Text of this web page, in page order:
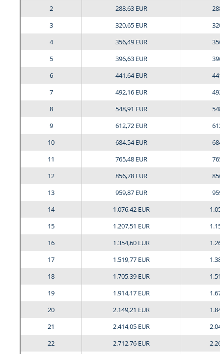
2
288,63 EUR
3
320,65 EUR
4
356,49 EUR
5
396,63 EUR
6
441,64 EUR
7
492,16 EUR
8
548,91 EUR
9
612,72 EUR
10
684,54 EUR
11
765,48 EUR
12
856,78 EUR
13
959,87 EUR
14
1.076,42 EUR
15
1.207,51 EUR
16
1.354,60 EUR
17
1.519,77 EUR
18
1.705,39 EUR
19
1.914,17 EUR
20
2.149,21 EUR
21
2.414,05 EUR
22
2.712,76 EUR